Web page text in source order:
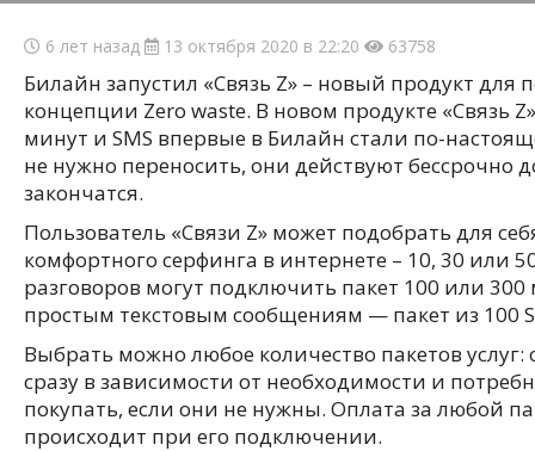
6 лет назад 13 октября 2020 в 22:20 63758
Билайн запустил «Связь Z» – новый продукт для
концепции Zero waste. В новом продукте «Связь
минут и SMS впервые в Билайн стали по-
не нужно переносить, они действуют бессрочно
закончатся.
Пользователь «Связи Z» может подобрать для
комфортного серфинга в интернете – 10, 30 или
разговоров могут подключить пакет 100 или
простым текстовым сообщениям — пакет из 100
Выбрать можно любое количество пакетов услуг:
сразу в зависимости от необходимости и
покупать, если они не нужны. Оплата за любой
происходит при его подключении.